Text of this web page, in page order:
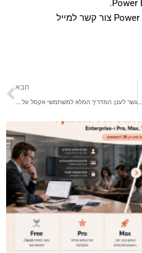
מדריך מקיף לנוסחאות זמן וחישובי זמן באקסל – כל מה שצריך לדעת על חישובי זמן, משמרות, וחציית חצות
הבא
גשר לענן: המדריך המלא למשתמשי אקסל על Power BI Data Gateway